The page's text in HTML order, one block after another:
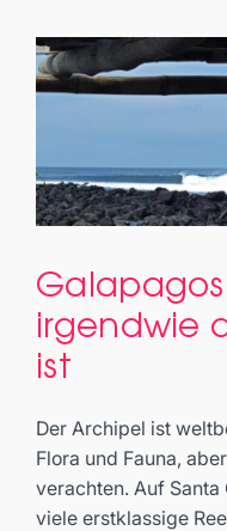
irgendwie
ist
Der Archipel ist
Flora und Fauna,
verachten. Auf
viele erstklassige